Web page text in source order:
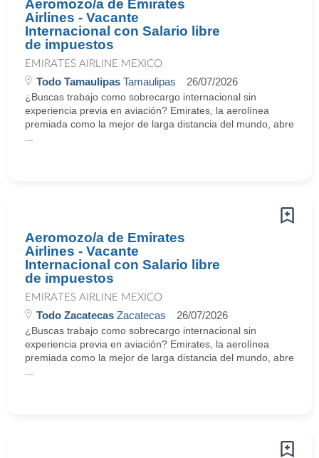
Aeromozo/a de Emirates
Airlines - Vacante
Internacional con Salario libre
de impuestos
EMIRATES AIRLINE MEXICO
Todo Tamaulipas Tamaulipas 26/07/2026
¿Buscas trabajo como sobrecargo internacional sin
experiencia previa en aviación? Emirates, la aerolínea
premiada como la mejor de larga distancia del mundo, abre
Aeromozo/a de Emirates
Airlines - Vacante
Internacional con Salario libre
de impuestos
EMIRATES AIRLINE MEXICO
Todo Zacatecas Zacatecas 26/07/2026
¿Buscas trabajo como sobrecargo internacional sin
experiencia previa en aviación? Emirates, la aerolínea
premiada como la mejor de larga distancia del mundo, abre